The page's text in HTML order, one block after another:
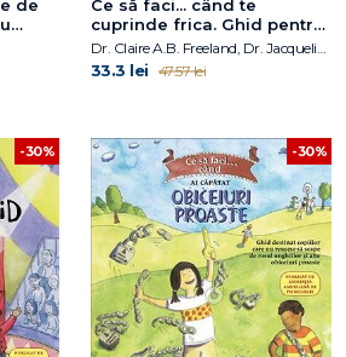
de
Ce să faci... când te
cuprinde frica. Ghid pentru
copiii care vor să-și
înfrângă fobiile
33.3 lei 47.57 lei
-30% -30%